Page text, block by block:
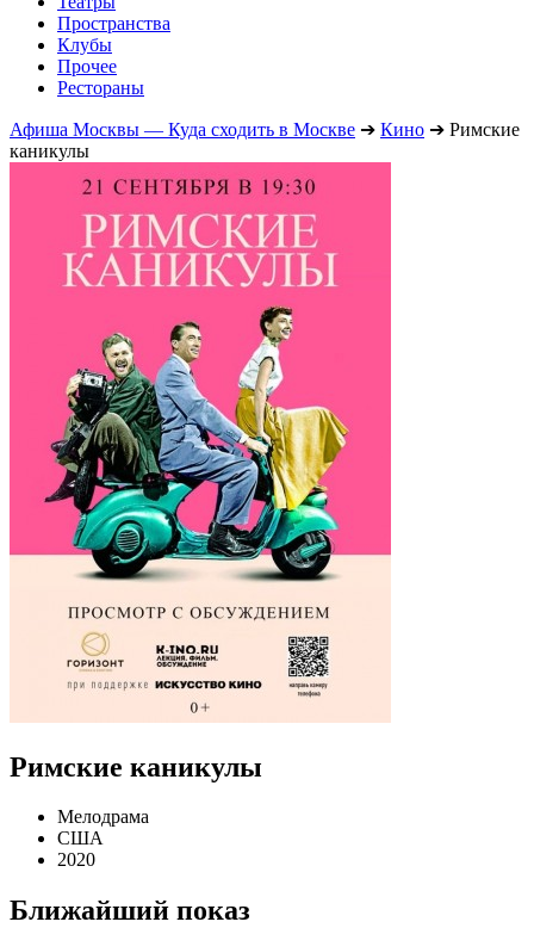
Пространства
Клубы
Прочее
Рестораны
Афиша Москвы — Куда сходить в Москве ➔ Кино ➔ Римские
каникулы
Римские каникулы
Мелодрама
США
2020
Ближайший показ